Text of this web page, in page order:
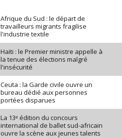
Afrique du Sud : le départ de
travailleurs migrants fragilise
l'industrie textile
Haïti : le Premier ministre appelle à
la tenue des élections malgré
l'insécurité
Ceuta : la Garde civile ouvre un
bureau dédié aux personnes
portées disparues
La 13ᵉ édition du concours
international de ballet sud-africain
ouvre la scène aux jeunes talents